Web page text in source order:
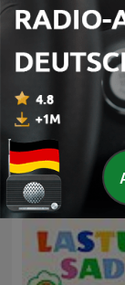
The Dr. Laura